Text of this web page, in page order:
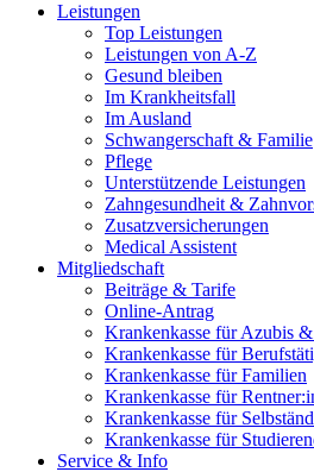
Leistungen
Top Leistungen
Leistungen von A-Z
Gesund bleiben
Im Krankheitsfall
Im Ausland
Schwangerschaft & Familie
Pflege
Unterstützende Leistungen
Zahngesundheit &
Zusatzversicherungen
Medical Assistent
Mitgliedschaft
Beiträge & Tarife
Online-Antrag
Krankenkasse für Azubis
Krankenkasse für
Krankenkasse für Familien
Krankenkasse für
Krankenkasse für
Krankenkasse für
Service & Info